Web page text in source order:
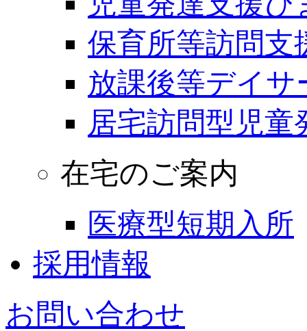
保育所等訪問支
放課後等デイサ
居宅訪問型児童
在宅のご案内
医療型短期入所
採用情報
お問い合わせ